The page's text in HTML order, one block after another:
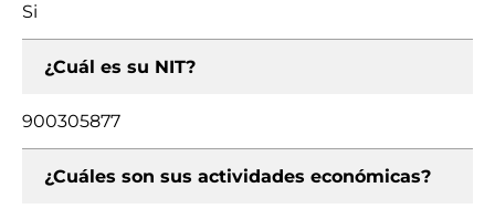
Si
¿Cuál es su NIT?
900305877
¿Cuáles son sus actividades económicas?